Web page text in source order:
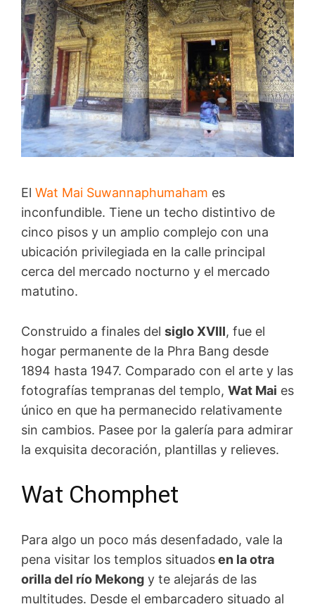
El Wat Mai Suwannaphumaham es
inconfundible. Tiene un techo distintivo de
cinco pisos y un amplio complejo con una
ubicación privilegiada en la calle principal
cerca del mercado nocturno y el mercado
matutino.
Construido a finales del siglo XVIII, fue el
hogar permanente de la Phra Bang desde
1894 hasta 1947. Comparado con el arte y las
fotografías tempranas del templo, Wat Mai es
único en que ha permanecido relativamente
sin cambios. Pasee por la galería para admirar
la exquisita decoración, plantillas y relieves.
Wat Chomphet
Para algo un poco más desenfadado, vale la
pena visitar los templos situadosen la otra
orilla del río Mekong y te alejarás de las
multitudes. Desde el embarcadero situado al